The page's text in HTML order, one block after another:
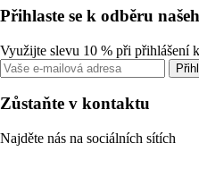
Přihlaste se k odběru
Využijte slevu 10 % při přihlášení
Zůstaňte v kontaktu
Najděte nás na sociálních sítích